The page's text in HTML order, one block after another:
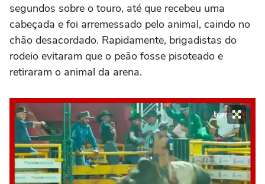
segundos sobre o touro, até que recebeu uma
cabeçada e foi arremessado pelo animal, caindo no
chão desacordado. Rapidamente, brigadistas do
rodeio evitaram que o peão fosse pisoteado e
retiraram o animal da arena.